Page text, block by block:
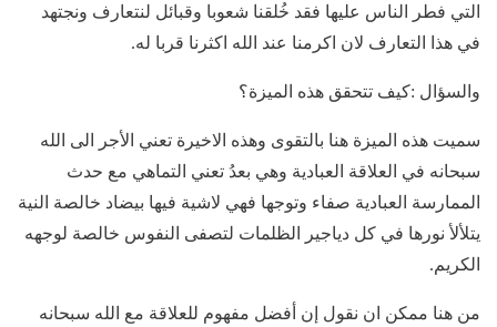
التي فطر الناس عليها فقد خُلقنا شعوبا وقبائل لنتعارف ونجتهد
في هذا التعارف لان اكرمنا عند الله اكثرنا قربا له.
والسؤال :كيف تتحقق هذه الميزة؟
سميت هذه الميزة هنا بالتقوى وهذه الاخيرة تعني الأجر الى الله
سبحانه في العلاقة العبادية وهي بعدُ تعني التماهي مع حدث
الممارسة العبادية صفاء وتوجها فهي لاشية فيها بيضاد خالصة النية
يتلألأ نورها في كل دياجير الظلمات لتصفى النفوس خالصة لوجهه
الكريم.
من هنا ممكن ان نقول إن أفضل مفهوم للعلاقة مع الله سبحانه